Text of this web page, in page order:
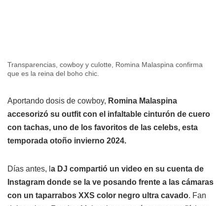
Transparencias, cowboy y culotte, Romina Malaspina confirma
que es la reina del boho chic.
Aportando dosis de cowboy, Romina Malaspina
accesorizó su outfit con el infaltable cinturón de cuero
con tachas, uno de los favoritos de las celebs, esta
temporada otoño invierno 2024.
Días antes, l a DJ compartió un video en su cuenta de
Instagram donde se la ve posando frente a las cámaras
con un taparrabos XXS color negro ultra cavado. Fan